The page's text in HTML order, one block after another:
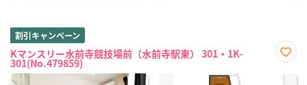
割引キャンペーン
Kマンスリー水前寺競技場前（水前寺駅東） 301・1K-
301(No.479859)
に入